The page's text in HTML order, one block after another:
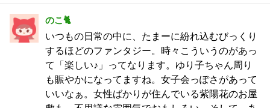
のこ🐈
いつもの日常の中に、たまーに紛れ込むびっくり
するほどのファンタジー。時々こういうのがあっ
て「楽しい♪」ってなります。ゆり子ちゃん周り
も賑やかになってますね。女子会っぽさがあって
いいなぁ。女性ばかりが住んでいる紫陽花のお屋